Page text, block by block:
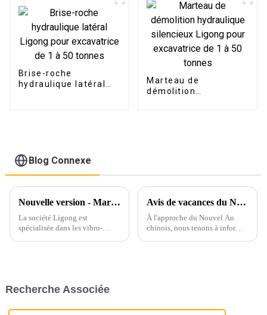
Brise-roche
hydraulique latéral
Marteau de
démolition
Blog Connexe
Nouvelle version - Marteau vibrant hydraulique et marteau vibrant à poignée latérale Ligong
La société Ligong est
spécialisée dans les vibro-
Avis de vacances du Nouvel An chinois et perspectives pour 2025
À l'approche du Nouvel An
chinois, nous tenons à informer
Recherche Associée